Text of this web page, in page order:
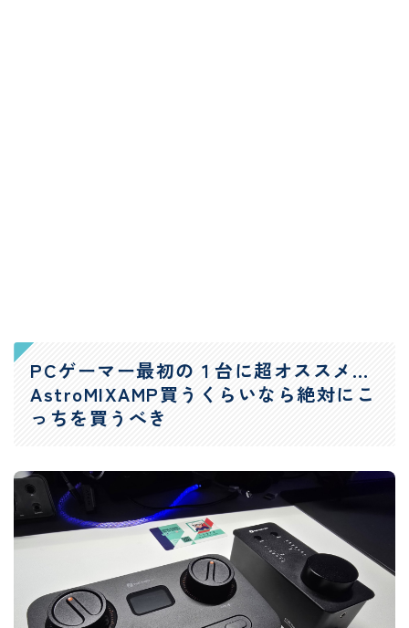
PCゲーマー最初の１台に超オススメ…
AstroMIXAMP買うくらいなら絶対にこ
っちを買うべき